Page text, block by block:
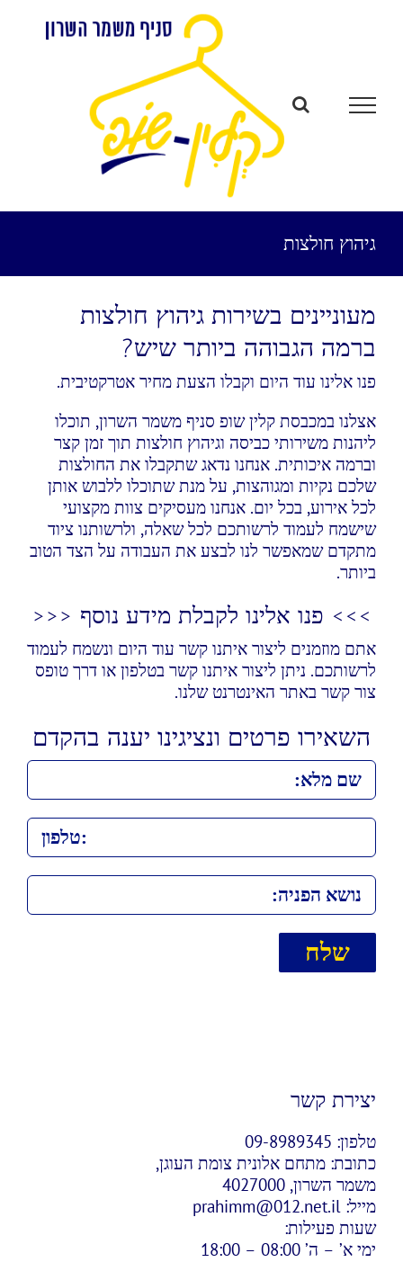
גיהוץ חולצות
מעוניינים בשירות גיהוץ חולצות
ברמה הגבוהה ביותר שיש?
פנו אלינו עוד היום וקבלו הצעת מחיר אטרקטיבית.
אצלנו במכבסת קלין שופ סניף משמר השרון, תוכלו
ליהנות משירותי כביסה וגיהוץ חולצות תוך זמן קצר
וברמה איכותית. אנחנו נדאג שתקבלו את החולצות
שלכם נקיות ומגוהצות, על מנת שתוכלו ללבוש אותן
לכל אירוע, בכל יום. אנחנו מעסיקים צוות מקצועי
שישמח לעמוד לרשותכם לכל שאלה, ולרשותנו ציוד
מתקדם שמאפשר לנו לבצע את העבודה על הצד הטוב
ביותר.
>>> פנו אלינו לקבלת מידע נוסף <<<
אתם מוזמנים ליצור איתנו קשר עוד היום ונשמח לעמוד
לרשותכם. ניתן ליצור איתנו קשר בטלפון או דרך טופס
צור קשר באתר האינטרנט שלנו.
השאירו פרטים ונציגינו יענה בהקדם
יצירת קשר
טלפון: 09-8989345
כתובת: מתחם אלונית צומת העוגן,
משמר השרון, 4027000
מייל: prahimm@012.net.il
שעות פעילות:
ימי א’ – ה’ 08:00 – 18:00